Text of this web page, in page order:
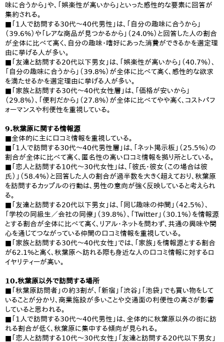
味に合うから」や、「娯楽性が高いから」といった感性的な要素に回答が
集約される。
■「1人で訪問する30代～40代男性」は、「自分の趣味に合うから」
（39.6%）や「レアな商品が見つかるから」（24.0%）と回答した人の割合
が全体に比べて高く、自分の趣味・嗜好にあった消費ができるかを選定理
由に挙げる人が多い。
■「友達と訪問する20代以下男女」は、「娯楽性が高いから」（40.7%）、
「自分の趣味に合うから」（39.8%）が全体に比べて高く、感性的な欲求
を満たせるかを選定理由に挙げる人が多い。
■「家族と訪問する30代〜40代女性層」は、「価格が安いから」
（29.8%）、「便利だから」（27.8%）が全体に比べてやや高く、コストパフ
ォーマンスや利便性を重視している。
9.秋葉原に関する情報源
■全体的に主に口コミ情報を重視している。
■「1人で訪問する30代〜40代男性層」は、「ネット掲示板」（25.5%）の
割合が全体に比べて高く、匿名性の高い口コミ情報を拠り所としている。
■「恋人と訪問する10代〜30代女性」は、「彼氏・彼女（この場合は彼
氏）」（58.4%）と回答した人の割合が過半数を大きく超えており、秋葉原
を訪問するカップルの行動は、男性の意向が強く反映していると考えられ
る。
■「友達と訪問する20代以下男女」は、「同じ趣味の仲間」（42.5%）、
「学校の同級生／会社の同僚」（39.8%）、「Twitter」（30.1%）を情報源
とする割合が全体に比べて高く、リアル・ネットを問わず、共通の興味や関
心を通じてつながっている仲間の口コミ情報を重視している。
■「家族と訪問する30代〜40代女性」では、「家族」を情報源とする割合
が62.1%と高く、秋葉原へ訪れる際も身近な人の口コミ情報に対するロ
イヤリティーが高い。
10.秋葉原以外で訪問する場所
■「秋葉原訪問者」の約3割が、「新宿」「渋谷」「池袋」でも買い物をして
いることが分かり、商業施設が多いことや交通面の利便性の高さが影響
していると思われる。
■「1人で訪問する30代〜40代男性」は、全体的に秋葉原以外の街に訪
れる割合が低く、秋葉原に集中する傾向が見られる。
■「恋人と訪問する10代〜30代女性」「友達と訪問する20代以下男女」